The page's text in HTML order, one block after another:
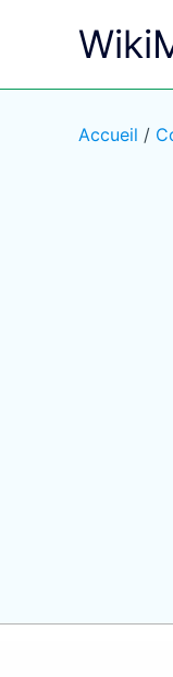
Accueil /